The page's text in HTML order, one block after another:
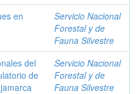
en
Servicio Nacional
Forestal y de
Fauna Silvestre
del
de
Servicio Nacional
Forestal y de
Fauna Silvestre